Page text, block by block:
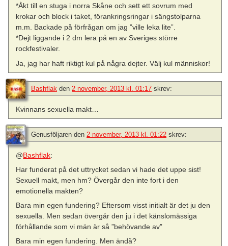
*Åkt till en stuga i norra Skåne och sett ett sovrum med
krokar och block i taket, förankringsringar i sängstolparna
m.m. Backade på förfrågan om jag ”ville leka lite”.
*Dejt liggande i 2 dm lera på en av Sveriges större
rockfestivaler.
Ja, jag har haft riktigt kul på några dejter. Välj kul människor!
Bashflak den 2 november, 2013 kl. 01:17 skrev:
Kvinnans sexuella makt…
Genusföljaren den 2 november, 2013 kl. 01:22 skrev:
@Bashflak:
Har funderat på det uttrycket sedan vi hade det uppe sist!
Sexuell makt, men hm? Övergår den inte fort i den
emotionella makten?
Bara min egen fundering? Eftersom visst initialt är det ju den
sexuella. Men sedan övergår den ju i det känslomässiga
förhållande som vi män är så ”behövande av”
Bara min egen fundering. Men ändå?